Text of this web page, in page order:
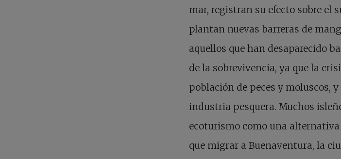
mar, registran su efecto sobre el
plantan nuevas barreras de
aquellos que han desaparecido
de la sobrevivencia, ya que la
población de peces y moluscos,
industria pesquera. Muchos
ecoturismo como una
que migrar a Buenaventura, la